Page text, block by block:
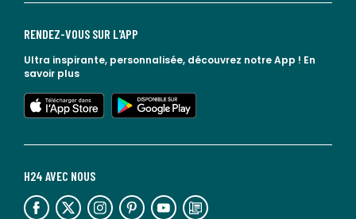
H24 AVEC NOUS
lien vers l'espace réseaux sociaux lien vers l'espace réseaux sociaux lien vers l'espace réseaux sociaux lien vers l'espace réseaux sociaux lien vers l'espace réseaux sociaux lien vers le blog la redoute
RENDEZ-VOUS SUR L'APP
Ultra inspirante, personnalisée, découvrez notre App ! En
savoir plus
lien vers l'app store
lien vers google play